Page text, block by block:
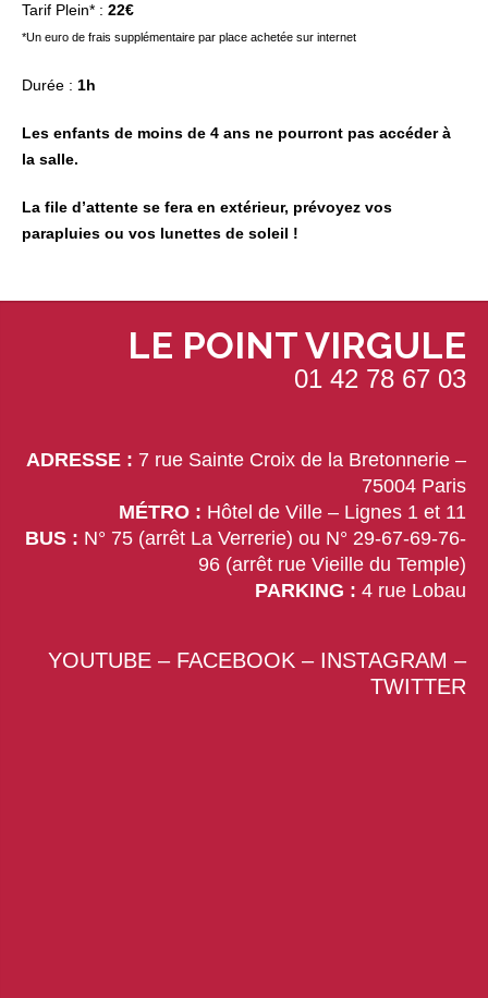
Tarif Plein* : 22€
*Un euro de frais supplémentaire par place achetée sur internet
Durée : 1h
Les enfants de moins de 4 ans ne pourront pas accéder à
la salle.
La file d’attente se fera en extérieur, prévoyez vos
parapluies ou vos lunettes de soleil !
LE POINT VIRGULE
01 42 78 67 03
ADRESSE : 7 rue Sainte Croix de la Bretonnerie –
75004 Paris
MÉTRO : Hôtel de Ville – Lignes 1 et 11
BUS : N° 75 (arrêt La Verrerie) ou N° 29-67-69-76-
96 (arrêt rue Vieille du Temple)
PARKING : 4 rue Lobau
YOUTUBE – FACEBOOK – INSTAGRAM –
TWITTER